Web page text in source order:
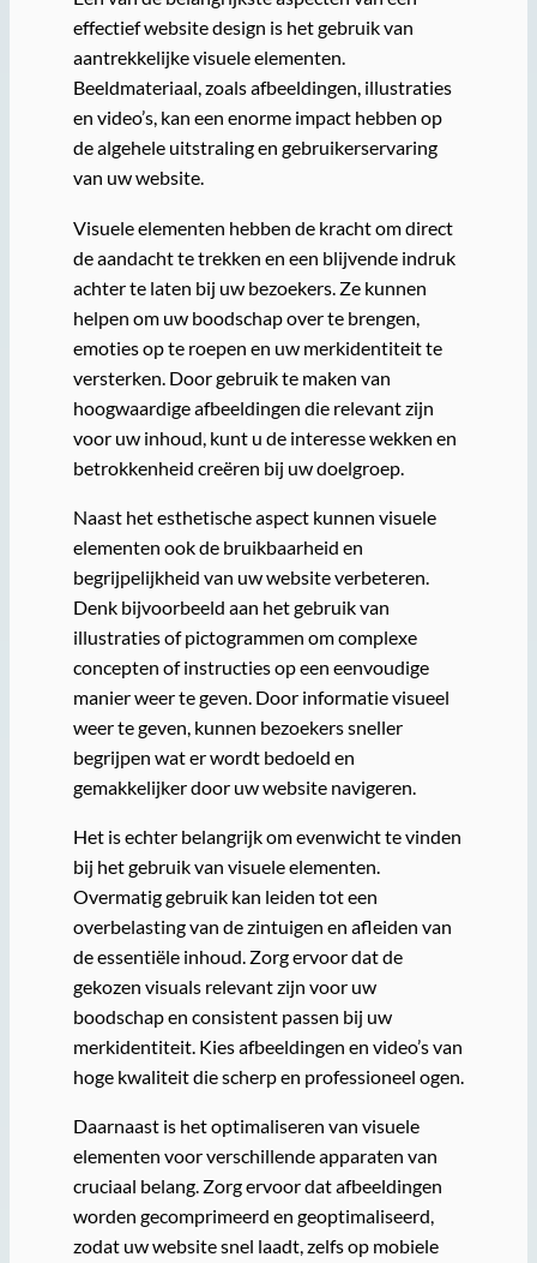
effectief website design is het gebruik van
aantrekkelijke visuele elementen.
Beeldmateriaal, zoals afbeeldingen, illustraties
en video’s, kan een enorme impact hebben op
de algehele uitstraling en gebruikerservaring
van uw website.
Visuele elementen hebben de kracht om direct
de aandacht te trekken en een blijvende indruk
achter te laten bij uw bezoekers. Ze kunnen
helpen om uw boodschap over te brengen,
emoties op te roepen en uw merkidentiteit te
versterken. Door gebruik te maken van
hoogwaardige afbeeldingen die relevant zijn
voor uw inhoud, kunt u de interesse wekken en
betrokkenheid creëren bij uw doelgroep.
Naast het esthetische aspect kunnen visuele
elementen ook de bruikbaarheid en
begrijpelijkheid van uw website verbeteren.
Denk bijvoorbeeld aan het gebruik van
illustraties of pictogrammen om complexe
concepten of instructies op een eenvoudige
manier weer te geven. Door informatie visueel
weer te geven, kunnen bezoekers sneller
begrijpen wat er wordt bedoeld en
gemakkelijker door uw website navigeren.
Het is echter belangrijk om evenwicht te vinden
bij het gebruik van visuele elementen.
Overmatig gebruik kan leiden tot een
overbelasting van de zintuigen en afleiden van
de essentiële inhoud. Zorg ervoor dat de
gekozen visuals relevant zijn voor uw
boodschap en consistent passen bij uw
merkidentiteit. Kies afbeeldingen en video’s van
hoge kwaliteit die scherp en professioneel ogen.
Daarnaast is het optimaliseren van visuele
elementen voor verschillende apparaten van
cruciaal belang. Zorg ervoor dat afbeeldingen
worden gecomprimeerd en geoptimaliseerd,
zodat uw website snel laadt, zelfs op mobiele